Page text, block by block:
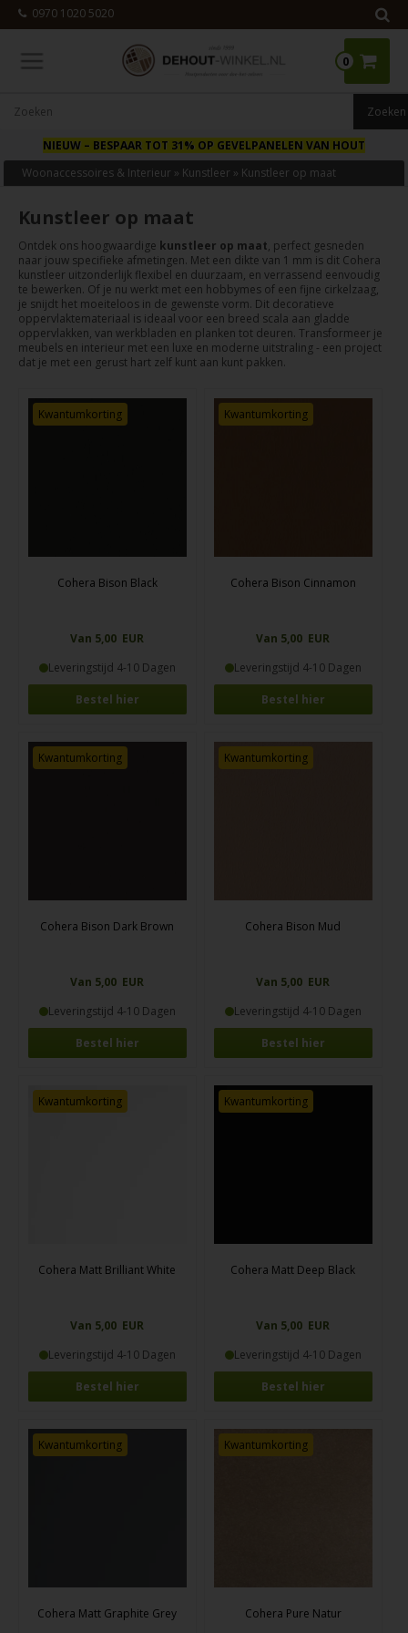
0970 1020 5020
0
NIEUW – BESPAAR TOT 31% OP GEVELPANELEN VAN HOUT
Woonaccessoires & Interieur » Kunstleer » Kunstleer op maat
Kunstleer op maat
Ontdek ons hoogwaardige kunstleer op maat, perfect gesneden
naar jouw specifieke afmetingen. Met een dikte van 1 mm is dit Cohera
kunstleer uitzonderlijk flexibel en duurzaam, en verrassend eenvoudig
te bewerken. Of je nu werkt met een hobbymes of een fijne cirkelzaag,
je snijdt het moeiteloos in de gewenste vorm. Dit decoratieve
oppervlaktemateriaal is ideaal voor een breed scala aan gladde
oppervlakken, van werkbladen en planken tot deuren. Transformeer je
meubels en interieur met een luxe en moderne uitstraling - een project
dat je met een gerust hart zelf kunt aan kunt pakken.
Kwantumkorting
Cohera Bison Black
Van 5,00 EUR
Leveringstijd 4-10 Dagen
Bestel hier
Kwantumkorting
Cohera Bison Cinnamon
Van 5,00 EUR
Leveringstijd 4-10 Dagen
Bestel hier
Kwantumkorting
Cohera Bison Dark Brown
Van 5,00 EUR
Leveringstijd 4-10 Dagen
Bestel hier
Kwantumkorting
Cohera Bison Mud
Van 5,00 EUR
Leveringstijd 4-10 Dagen
Bestel hier
Kwantumkorting
Cohera Matt Brilliant White
Van 5,00 EUR
Leveringstijd 4-10 Dagen
Bestel hier
Kwantumkorting
Cohera Matt Deep Black
Van 5,00 EUR
Leveringstijd 4-10 Dagen
Bestel hier
Kwantumkorting
Cohera Matt Graphite Grey
Kwantumkorting
Cohera Pure Natur